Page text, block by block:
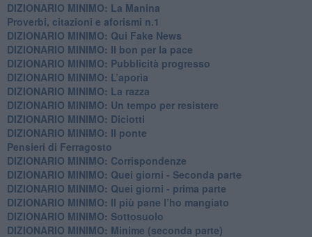
DIZIONARIO MINIMO: La Manina
​Proverbi, citazioni e aforismi n.1
DIZIONARIO MINIMO: Qui Fake News
DIZIONARIO MINIMO: ​Il bon per la pace
DIZIONARIO MINIMO: Pubblicità progresso
DIZIONARIO MINIMO: L’aporìa
DIZIONARIO MINIMO: La razza
DIZIONARIO MINIMO: Un tempo per resistere
DIZIONARIO MINIMO: Diciotti
DIZIONARIO MINIMO: Il ponte
Pensieri di Ferragosto
DIZIONARIO MINIMO: Corrispondenze
DIZIONARIO MINIMO: Quei giorni - Seconda parte
DIZIONARIO MINIMO: Quei giorni - prima parte
DIZIONARIO MINIMO: Il più pane l’ho mangiato
DIZIONARIO MINIMO: Sottosuolo
DIZIONARIO MINIMO: Minime (seconda parte)